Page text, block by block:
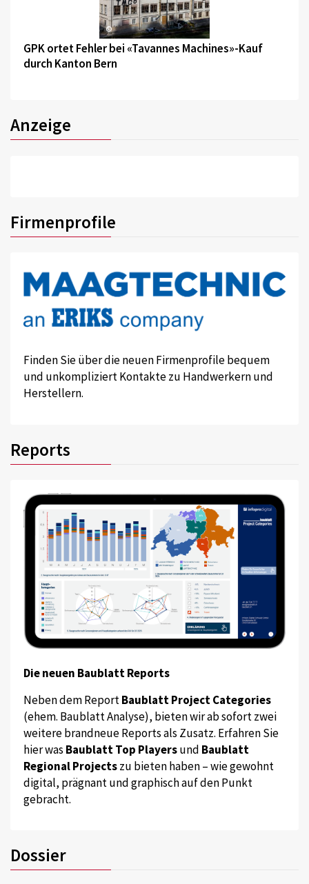
©
GPK ortet Fehler bei «Tavannes Machines»-Kauf
durch Kanton Bern
Anzeige
Firmenprofile
Finden Sie über die neuen Firmenprofile bequem
und unkompliziert Kontakte zu Handwerkern und
Herstellern.
Reports
Die neuen Baublatt Reports
Neben dem ReportBaublatt Project Categories
(ehem. Baublatt Analyse), bieten wir ab sofort zwei
weitere brandneue Reports als Zusatz. Erfahren Sie
hier was Baublatt Top Playersund Baublatt
Regional Projectszu bieten haben – wie gewohnt
digital, prägnant und graphisch auf den Punkt
gebracht.
Dossier